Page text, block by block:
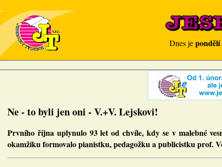
Dnes jepondělí
Ne - to byli jen oni - V.+V. Lejskovi!
Prvního října uplynulo 93 let od chvíle, kdy se v malebné
okamžiku formovalo pianistku, pedagožku a publicistku prof.